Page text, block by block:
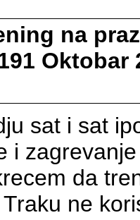
na
Oktobar
sat i sat
i
da
ne